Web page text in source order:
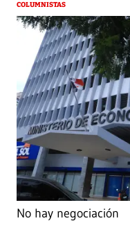
COLUMNISTAS
No hay negociación